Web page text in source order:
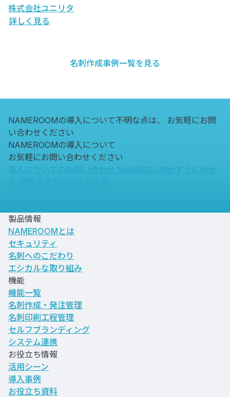
株式会社ユニリタ
詳しく見る
名刺作成事例一覧を見る
NAMEROOMの導入について不明な点は、
お気軽にお問
い合わせください
NAMEROOMの導入について
お気軽にお問い合わせください
製品情報
NAMEROOMとは
セキュリティ
名刺へのこだわり
エシカルな取り組み
機能
機能一覧
名刺作成・発注管理
名刺印刷工程管理
セルフブランディング
システム連携
お役立ち情報
活用シーン
導入事例
お役立ち資料